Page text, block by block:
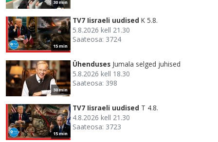
30 min
15 min
TV7 Iisraeli uudised K 5.8.
5.8.2026 kell 21.30
Saateosa: 3724
30 min
Ühenduses Jumala selged juhised
5.8.2026 kell 18.30
Saateosa: 398
15 min
TV7 Iisraeli uudised T 4.8.
4.8.2026 kell 21.30
Saateosa: 3723